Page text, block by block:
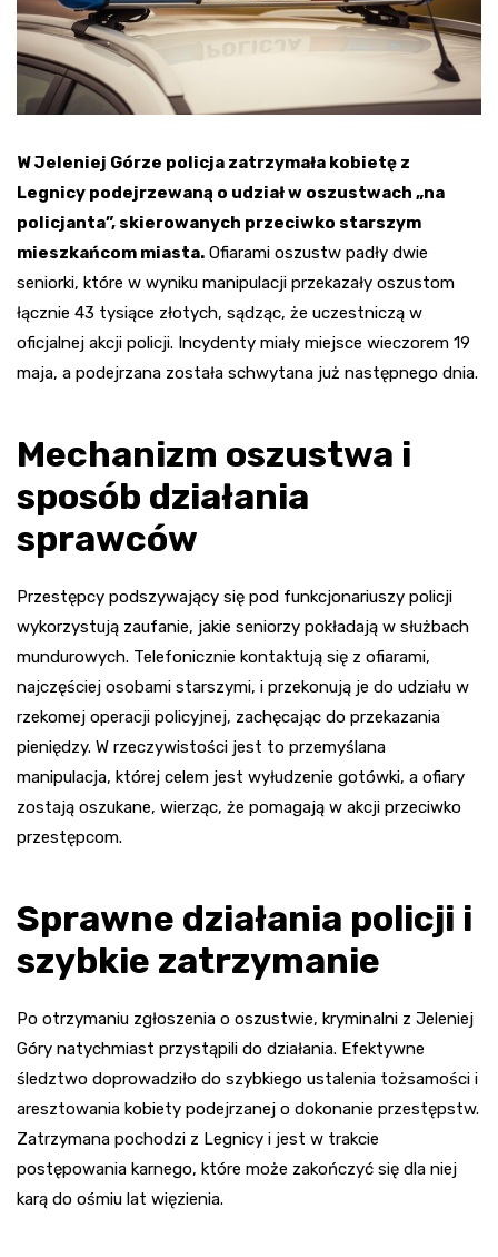
W Jeleniej Górze policja zatrzymała kobietę z
Legnicy podejrzewaną o udział w oszustwach „na
policjanta”, skierowanych przeciwko starszym
mieszkańcom miasta. Ofiarami oszustw padły dwie
seniorki, które w wyniku manipulacji przekazały oszustom
łącznie 43 tysiące złotych, sądząc, że uczestniczą w
oficjalnej akcji policji. Incydenty miały miejsce wieczorem 19
maja, a podejrzana została schwytana już następnego dnia.
Mechanizm oszustwa i
sposób działania
sprawców
Przestępcy podszywający się pod funkcjonariuszy policji
wykorzystują zaufanie, jakie seniorzy pokładają w służbach
mundurowych. Telefonicznie kontaktują się z ofiarami,
najczęściej osobami starszymi, i przekonują je do udziału w
rzekomej operacji policyjnej, zachęcając do przekazania
pieniędzy. W rzeczywistości jest to przemyślana
manipulacja, której celem jest wyłudzenie gotówki, a ofiary
zostają oszukane, wierząc, że pomagają w akcji przeciwko
przestępcom.
Sprawne działania policji i
szybkie zatrzymanie
Po otrzymaniu zgłoszenia o oszustwie, kryminalni z Jeleniej
Góry natychmiast przystąpili do działania. Efektywne
śledztwo doprowadziło do szybkiego ustalenia tożsamości i
aresztowania kobiety podejrzanej o dokonanie przestępstw.
Zatrzymana pochodzi z Legnicy i jest w trakcie
postępowania karnego, które może zakończyć się dla niej
karą do ośmiu lat więzienia.